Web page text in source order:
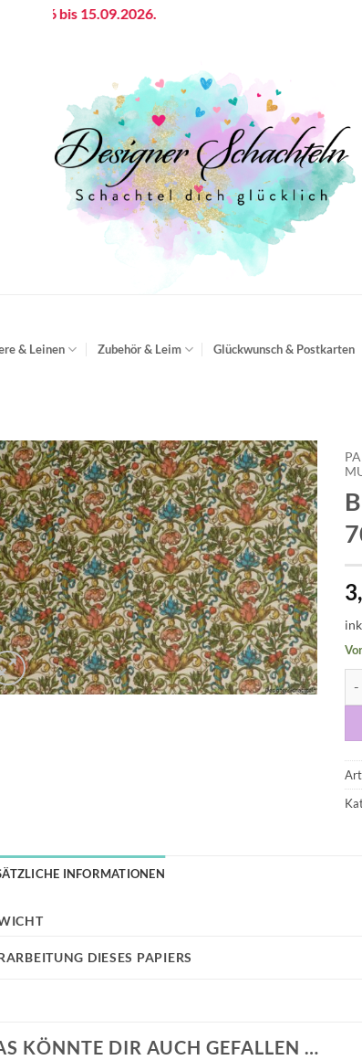
bis 15.09.2026.
& Leinen Zubehör & Leim Glückwunsch & Postkarten
Auf die
Wunschliste
INFORMATIONEN
DIESES PAPIERS
KÖNNTE DIR AUCH GEFALLEN …